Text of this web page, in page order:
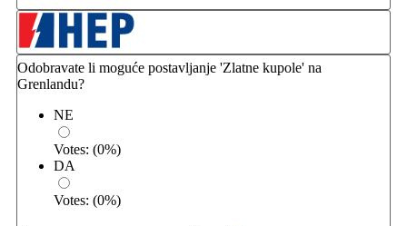
Odobravate li moguće postavljanje 'Zlatne kupole' na
Grenlandu?
NE
Votes: (0%)
DA
Votes: (0%)